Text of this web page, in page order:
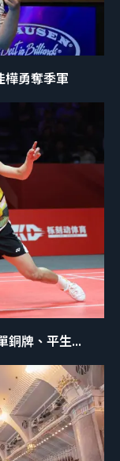
樺勇奪季軍
銅牌、平生...